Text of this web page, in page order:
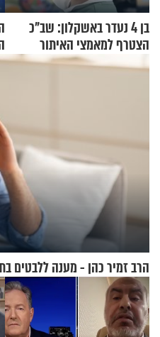
בן 4 נעדר באשקלון: שב"כ
הצטרף למאמצי האיתור
הרב זמיר כהן - מענה ללבטים